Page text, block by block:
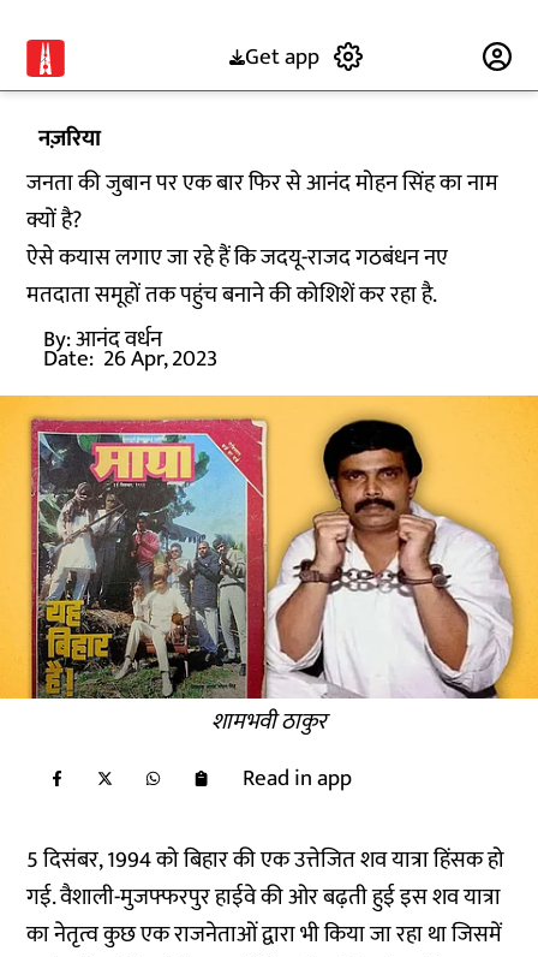
Get app
नज़रिया
जनता की जुबान पर एक बार फिर से आनंद मोहन सिंह का नाम
क्यों है?
ऐसे कयास लगाए जा रहे हैं कि जदयू-राजद गठबंधन नए
मतदाता समूहों तक पहुंच बनाने की कोशिशें कर रहा है.
By:आनंद वर्धन
Date: 26 Apr, 2023
शामभवी ठाकुर
Read in app
5 दिसंबर, 1994 को बिहार की एक उत्तेजित शव यात्रा हिंसक हो
गई. वैशाली-मुजफ्फरपुर हाईवे की ओर बढ़ती हुई इस शव यात्रा
का नेतृत्व कुछ एक राजनेताओं द्वारा भी किया जा रहा था जिसमें